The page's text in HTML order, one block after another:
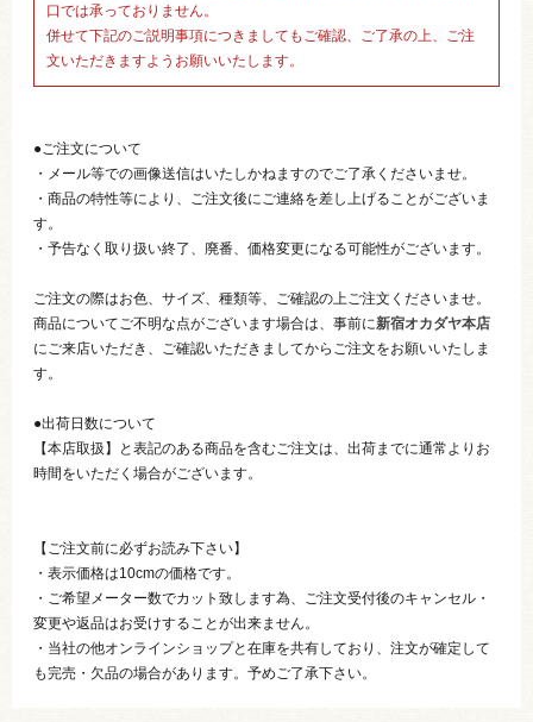
口では承っておりません。
併せて下記のご説明事項につきましてもご確認、ご了承の上、ご注
文いただきますようお願いいたします。
●ご注文について
・メール等での画像送信はいたしかねますのでご了承くださいませ。
・商品の特性等により、ご注文後にご連絡を差し上げることがございま
す。
・予告なく取り扱い終了、廃番、価格変更になる可能性がございます。
ご注文の際はお色、サイズ、種類等、ご確認の上ご注文くださいませ。
商品についてご不明な点がございます場合は、事前に新宿オカダヤ本店
にご来店いただき、ご確認いただきましてからご注文をお願いいたしま
す。
●出荷日数について
【本店取扱】と表記のある商品を含むご注文は、出荷までに通常よりお
時間をいただく場合がございます。
【ご注文前に必ずお読み下さい】
・表示価格は10cmの価格です。
・ご希望メーター数でカット致します為、ご注文受付後のキャンセル・
変更や返品はお受けすることが出来ません。
・当社の他オンラインショップと在庫を共有しており、注文が確定して
も完売・欠品の場合があります。予めご了承下さい。